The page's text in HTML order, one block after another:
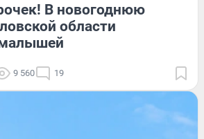
В новогоднюю
области
9 560 19